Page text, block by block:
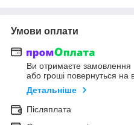
Умови оплати
Ви отримаєте замовлення
або гроші повернуться на
Детальніше
Післяплата